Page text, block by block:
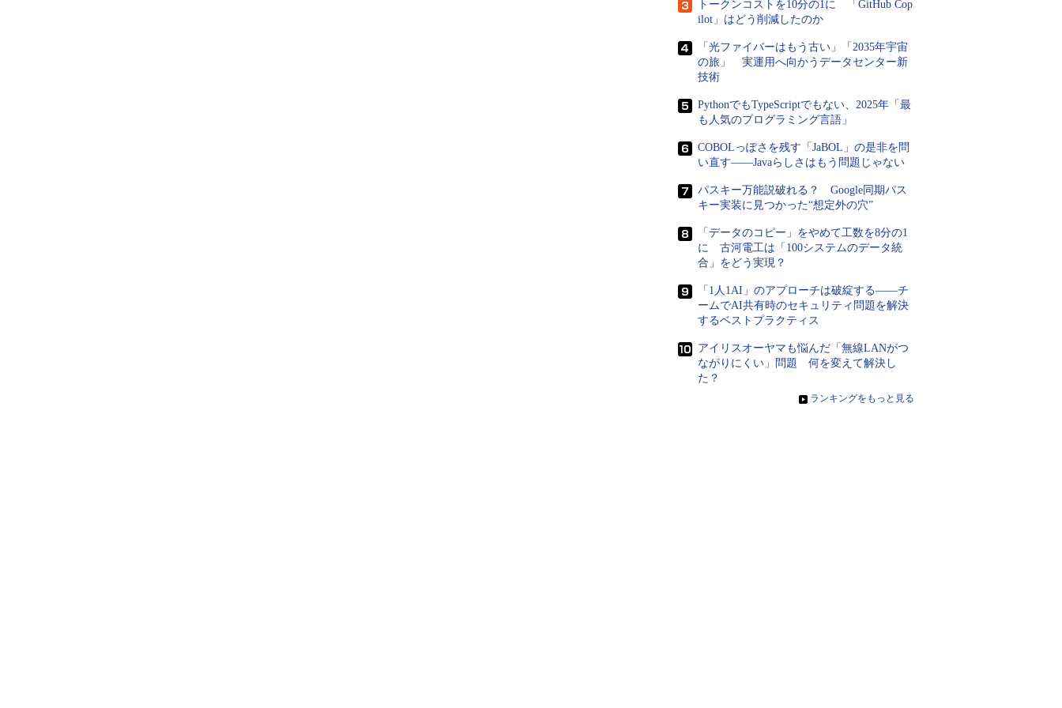
トークンコストを10分の1に 「GitHub Cop
ilot」はどう削減したのか
「光ファイバーはもう古い」「2035年宇宙
の旅」 実運用へ向かうデータセンター新
技術
PythonでもTypeScriptでもない、2025年「最
も人気のプログラミング言語」
COBOLっぽさを残す「JaBOL」の是非を問
い直す――Javaらしさはもう問題じゃない
パスキー万能説破れる？ Google同期パス
キー実装に見つかった“想定外の穴”
「データのコピー」をやめて工数を8分の1
に 古河電工は「100システムのデータ統
合」をどう実現？
「1人1AI」のアプローチは破綻する――チ
ームでAI共有時のセキュリティ問題を解決
するベストプラクティス
アイリスオーヤマも悩んだ「無線LANがつ
ながりにくい」問題 何を変えて解決し
た？
» ランキングをもっと見る